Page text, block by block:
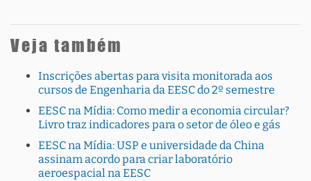
Veja também
Inscrições abertas para visita monitorada aos
cursos de Engenharia da EESC do 2º semestre
EESC na Mídia: Como medir a economia circular?
Livro traz indicadores para o setor de óleo e gás
EESC na Mídia: USP e universidade da China
assinam acordo para criar laboratório
aeroespacial na EESC